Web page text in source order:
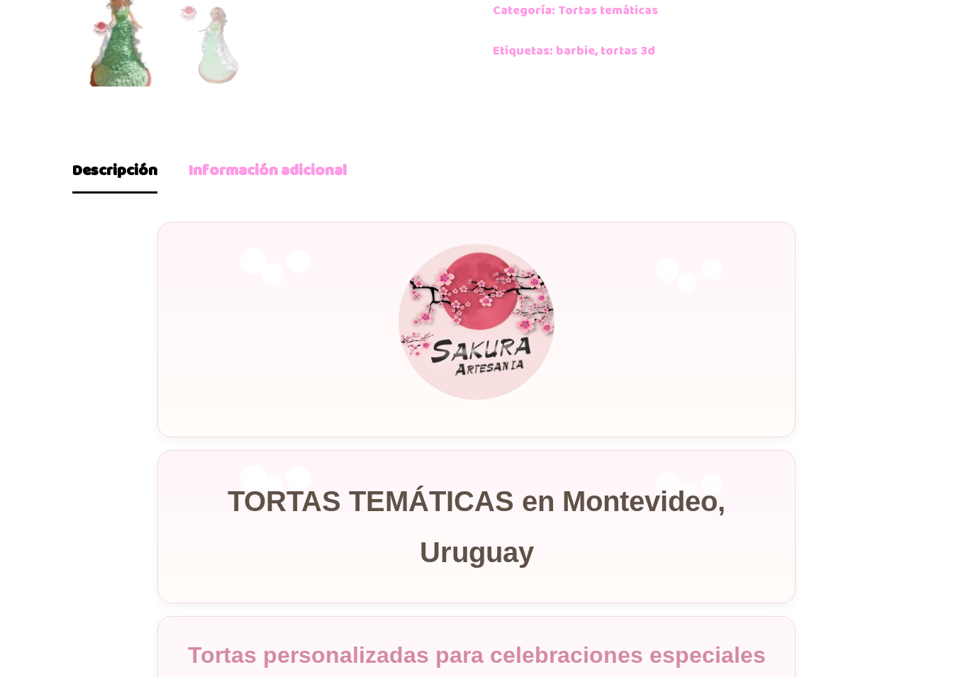
Categoría: Tortas temáticas
Etiquetas: barbie,tortas 3d
Descripción Información adicional
TORTAS TEMÁTICAS en Montevideo,
Uruguay
Tortas personalizadas para celebraciones especiales